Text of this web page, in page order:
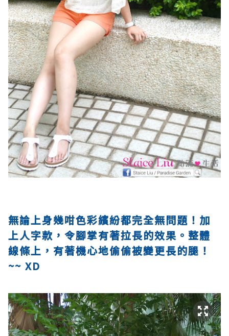
無論上身幾咁色彩繽紛都完全無問題！加
上人字款，令腳掌有著拉長的效果。整體
線條上，有著機心地偷偷被變更長的腿！
~~ XD